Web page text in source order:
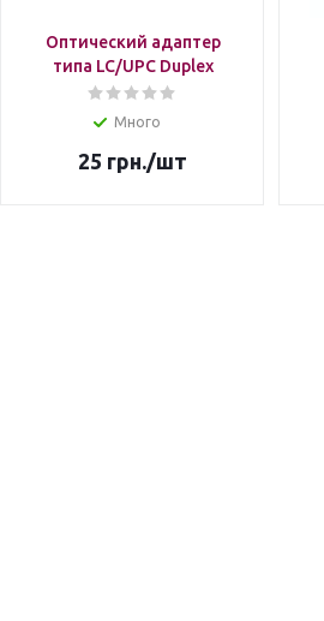
Оптический адаптер
типа LC/UPC Duplex
Много
25 грн./шт